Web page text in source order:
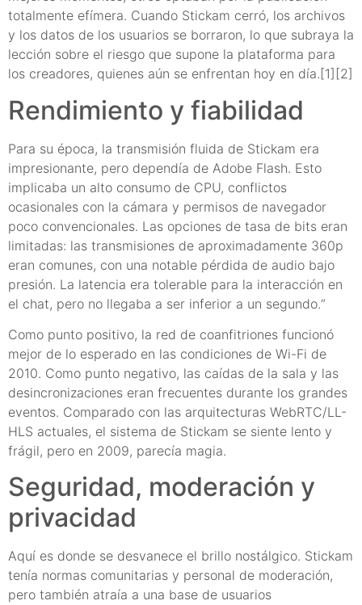
totalmente efímera. Cuando Stickam cerró, los archivos
y los datos de los usuarios se borraron, lo que subraya la
lección sobre el riesgo que supone la plataforma para
los creadores, quienes aún se enfrentan hoy en día.[1][2]
Rendimiento y fiabilidad
Para su época, la transmisión fluida de Stickam era
impresionante, pero dependía de Adobe Flash. Esto
implicaba un alto consumo de CPU, conflictos
ocasionales con la cámara y permisos de navegador
poco convencionales. Las opciones de tasa de bits eran
limitadas: las transmisiones de aproximadamente 360p
eran comunes, con una notable pérdida de audio bajo
presión. La latencia era tolerable para la interacción en
el chat, pero no llegaba a ser inferior a un segundo.“
Como punto positivo, la red de coanfitriones funcionó
mejor de lo esperado en las condiciones de Wi-Fi de
2010. Como punto negativo, las caídas de la sala y las
desincronizaciones eran frecuentes durante los grandes
eventos. Comparado con las arquitecturas WebRTC/LL-
HLS actuales, el sistema de Stickam se siente lento y
frágil, pero en 2009, parecía magia.
Seguridad, moderación y
privacidad
Aquí es donde se desvanece el brillo nostálgico. Stickam
tenía normas comunitarias y personal de moderación,
pero también atraía a una base de usuarios